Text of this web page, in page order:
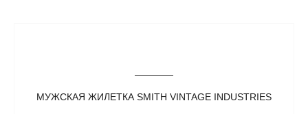
МУЖСКАЯ ЖИЛЕТКА SMITH VINTAGE INDUSTRIES